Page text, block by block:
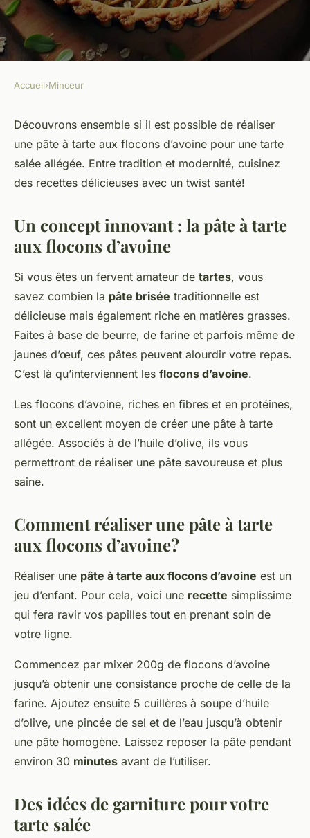
Peut-on créer une pâte à tarte
aux flocons d'avoine pour une
tarte salée allégée?
Accueil›Minceur
Découvrons ensemble si il est possible de réaliser
une pâte à tarte aux flocons d’avoine pour une tarte
salée allégée. Entre tradition et modernité, cuisinez
des recettes délicieuses avec un twist santé!
Un concept innovant : la pâte à tarte
aux flocons d’avoine
Si vous êtes un fervent amateur de tartes, vous
savez combien la pâte brisée traditionnelle est
délicieuse mais également riche en matières grasses.
Faites à base de beurre, de farine et parfois même de
jaunes d’œuf, ces pâtes peuvent alourdir votre repas.
C’est là qu’interviennent les flocons d’avoine.
Les flocons d’avoine, riches en fibres et en protéines,
sont un excellent moyen de créer une pâte à tarte
allégée. Associés à de l’huile d’olive, ils vous
permettront de réaliser une pâte savoureuse et plus
saine.
Comment réaliser une pâte à tarte
aux flocons d’avoine?
Réaliser une pâte à tarte aux flocons d’avoine est un
jeu d’enfant. Pour cela, voici une recette simplissime
qui fera ravir vos papilles tout en prenant soin de
votre ligne.
Commencez par mixer 200g de flocons d’avoine
jusqu’à obtenir une consistance proche de celle de la
farine. Ajoutez ensuite 5 cuillères à soupe d’huile
d’olive, une pincée de sel et de l’eau jusqu’à obtenir
une pâte homogène. Laissez reposer la pâte pendant
environ 30 minutes avant de l’utiliser.
Des idées de garniture pour votre
tarte salée